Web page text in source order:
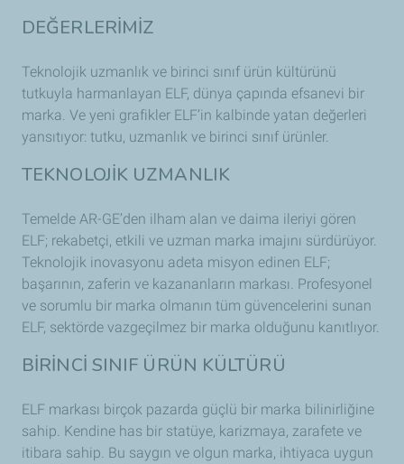
DEĞERLERİMİZ
Teknolojik uzmanlık ve birinci sınıf ürün kültürünü
tutkuyla harmanlayan ELF, dünya çapında efsanevi bir
marka. Ve yeni grafikler ELF’in kalbinde yatan değerleri
yansıtıyor: tutku, uzmanlık ve birinci sınıf ürünler.
TEKNOLOJİK UZMANLIK
Temelde AR-GE’den ilham alan ve daima ileriyi gören
ELF; rekabetçi, etkili ve uzman marka imajını sürdürüyor.
Teknolojik inovasyonu adeta misyon edinen ELF;
başarının, zaferin ve kazananların markası. Profesyonel
ve sorumlu bir marka olmanın tüm güvencelerini sunan
ELF, sektörde vazgeçilmez bir marka olduğunu kanıtlıyor.
BİRİNCİ SINIF ÜRÜN KÜLTÜRÜ
ELF markası birçok pazarda güçlü bir marka bilinirliğine
sahip. Kendine has bir statüye, karizmaya, zarafete ve
itibara sahip. Bu saygın ve olgun marka, ihtiyaca uygun